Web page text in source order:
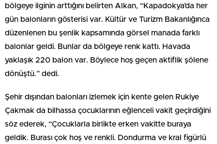
bölgeye ilginin arttığını belirten Alkan, “Kapadokya’da her
gün balonların gösterisi var. Kültür ve Turizm Bakanlığınca
düzenlenen bu şenlik kapsamında görsel manada farklı
balonlar geldi. Bunlar da bölgeye renk kattı. Havada
yaklaşık 220 balon var. Böylece hoş geçen aktiflik şölene
dönüştü.” dedi.
Şehir dışından balonları izlemek için kente gelen Rukiye
Çakmak da bilhassa çocuklarının eğlenceli vakit geçirdiğini
söz ederek, “Çocuklarla birlikte erken vakitte buraya
geldik. Burası çok hoş ve renkli. Dondurma ve kral figürlü